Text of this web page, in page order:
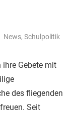
News, Schulpolitik
ihre Gebete mit
des fliegenden
Seit